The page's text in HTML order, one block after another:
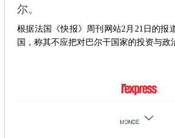
尔。
根据法国《快报》周刊网站2月21日的报
国，称其不应把对巴尔干国家的投资与政